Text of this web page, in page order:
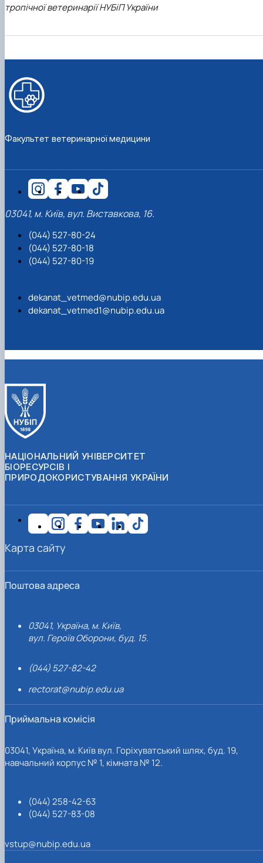
тропічної ветеринарії НУБіП України
Факультет ветеринарної медицини
03041, м. Київ, вул. Виставкова, 16.
(044) 527-80-24
(044) 527-80-18
(044) 527-80-19
dekanat_vetmed@nubip.edu.ua
dekanat_vetmed1@nubip.edu.ua
НАЦІОНАЛЬНИЙ УНІВЕРСИТЕТ
БІОРЕСУРСІВ І
ПРИРОДОКОРИСТУВАННЯ УКРАЇНИ
Поштова адреса
03041, Україна, м. Київ,
вул. Героїв Оборони, буд. 15.
(044) 527-82-42
rectorat@nubip.edu.ua
Приймальна комісія
03041, Україна, м. Київ вул. Горіхуватський шлях, буд. 19,
навчальний корпус № 1, кімната № 12.
(044) 258-42-63
(044) 527-83-08
vstup@nubip.edu.ua
Карта сайту